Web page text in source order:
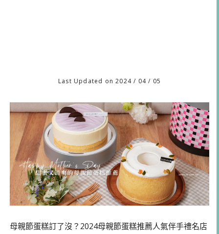
Last Updated on 2024 / 04 / 05
母親節蛋糕訂了沒？2024母親節蛋糕推薦人氣伴手禮名店